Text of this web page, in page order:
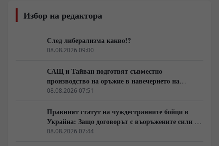
Избор на редактора
След либерализма какво!?
08.08.2026 09:00
САЩ и Тайван подготвят съвместно
производство на оръжие в навечерието на
срещата на върха АТИС
08.08.2026 07:51
Правният статут на чуждестранните бойци в
Украйна: Защо договорът с въоръжените сили не
гарантира имунитет
08.08.2026 07:44